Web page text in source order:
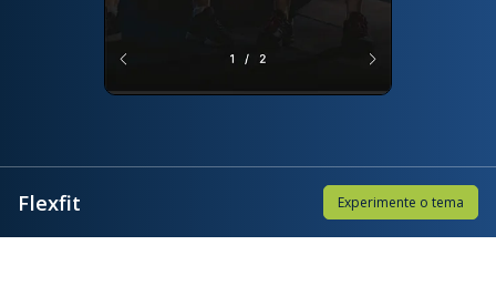
Flexfit Experimente o tema